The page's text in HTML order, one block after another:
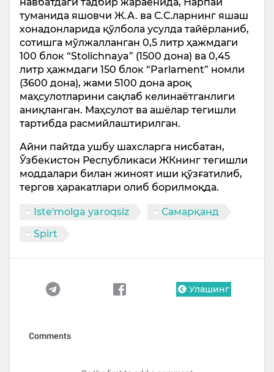
туманида яшовчи Ж.А. ва С.С.ларнинг яшаш
хонадонларида қўлбола усулда тайёрланиб,
сотишга мўлжалланган 0,5 литр ҳажмдаги
100 блок “Stolichnaya” (1500 дона) ва 0,45
литр ҳажмдаги 150 блок “Parlament” номли
(3600 дона), жами 5100 дона ароқ
маҳсулотларини сақлаб келинаётганлиги
аниқланган. Маҳсулот ва ашёлар тегишли
тартибда расмийлаштирилган.
Айни пайтда ушбу шахсларга нисбатан,
Ўзбекистон Республикаси ЖКнинг тегишли
моддалари билан жиноят иши қўзғатилиб,
тергов ҳаракатлари олиб борилмоқда.
Iste'molga yaroqsiz
Самарқанд
Spirt
Улашинг